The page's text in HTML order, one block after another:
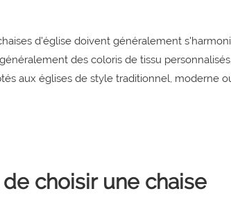
d'église doivent généralement
des coloris de tissu
aux églises de style traditionnel, moderne
choisir une chaise